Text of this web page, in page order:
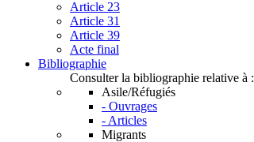
Article 23
Article 31
Article 39
Acte final
Bibliographie
Consulter la bibliographie relative à :
Asile/Réfugiés
- Ouvrages
- Articles
Migrants